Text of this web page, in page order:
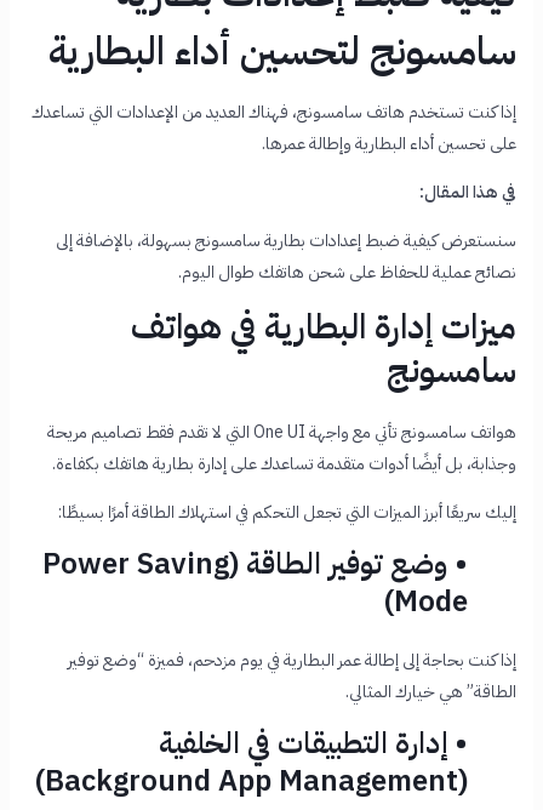
سامسونج لتحسين أداء البطارية
إذا كنت تستخدم هاتف سامسونج، فهناك العديد من الإعدادات التي تساعدك
على تحسين أداء البطارية وإطالة عمرها.
في هذا المقال:
سنستعرض كيفية ضبط إعدادات بطارية سامسونج بسهولة، بالإضافة إلى
نصائح عملية للحفاظ على شحن هاتفك طوال اليوم.
ميزات إدارة البطارية في هواتف
سامسونج
هواتف سامسونج تأتي مع واجهة One UI التي لا تقدم فقط تصاميم مريحة
وجذابة، بل أيضًا أدوات متقدمة تساعدك على إدارة بطارية هاتفك بكفاءة.
إليك سريعًا أبرز الميزات التي تجعل التحكم في استهلاك الطاقة أمرًا بسيطًا:
• وضع توفير الطاقة (Power Saving
Mode)
إذا كنت بحاجة إلى إطالة عمر البطارية في يوم مزدحم، فميزة “وضع توفير
الطاقة” هي خيارك المثالي.
• إدارة التطبيقات في الخلفية
(Background App Management)